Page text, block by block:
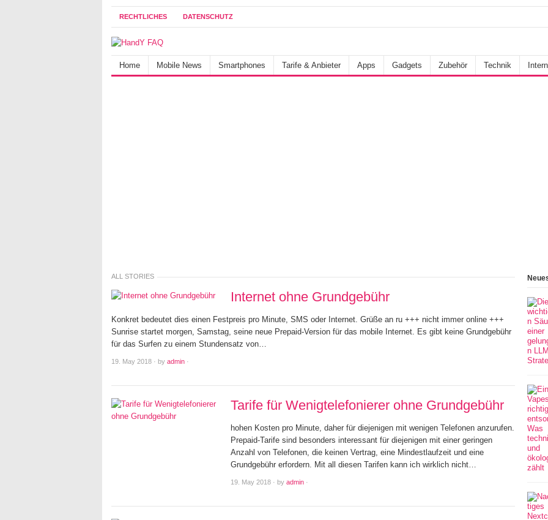
RECHTLICHES DATENSCHUTZ
Home Mobile News Smartphones Tarife & Anbieter Apps Gadgets Zubehör Technik
ALL STORIES
Internet ohne Grundgebühr
Konkret bedeutet dies einen Festpreis pro Minute, SMS oder Internet. Grüße an ru +++ nicht immer online +++
Sunrise startet morgen, Samstag, seine neue Prepaid-Version für das mobile Internet. Es gibt keine Grundgebühr
für das Surfen zu einem Stundensatz von…
19. May 2018 · by admin ·
Tarife für Wenigtelefonierer ohne Grundgebühr
hohen Kosten pro Minute, daher für diejenigen mit wenigen Telefonen anzurufen.
Prepaid-Tarife sind besonders interessant für diejenigen mit einer geringen
Anzahl von Telefonen, die keinen Vertrag, eine Mindestlaufzeit und eine
Grundgebühr erfordern. Mit all diesen Tarifen kann ich wirklich nicht…
19. May 2018 · by admin ·